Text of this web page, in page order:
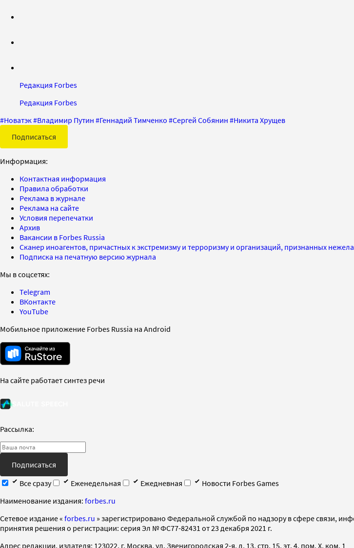
Редакция Forbes
Редакция Forbes
#Новатэк#Владимир Путин #Геннадий Тимченко #Сергей Собянин #Никита Хрущев
Подписаться
Информация:
Контактная информация
Правила обработки
Реклама в журнале
Реклама на сайте
Условия перепечатки
Архив
Вакансии в Forbes Russia
Сканер иноагентов, причастных к экстремизму и терроризму и организаций, признанных
Подписка на печатную версию журнала
Мы в соцсетях:
Telegram
ВКонтакте
YouTube
Мобильное приложение Forbes Russia на Android
На сайте работает синтез речи
Рассылка:
Подписаться
Все сразу
Еженедельная Ежедневная
Новости Forbes Games
Наименование издания: forbes.ru
Cетевое издание « forbes.ru » зарегистрировано Федеральной службой по надзору в сфере связи,
принятия решения о регистрации: серия Эл № ФС77-82431 от 23 декабря 2021 г.
Адрес редакции, издателя: 123022, г. Москва, ул. Звенигородская 2-я, д. 13, стр. 15, эт. 4, пом. X, ком. 1